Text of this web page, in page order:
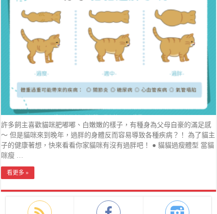
許多飼主喜歡貓咪肥嘟嘟、白嫩嫩的樣子，有種身為父母自豪的滿足感
～ 但是貓咪來到晚年，過胖的身體反而容易導致各種疾病？！ 為了貓主
子的健康著想，快來看看你家貓咪有沒有過胖吧！ ● 貓貓過瘦體型 當貓
咪瘦 …
看更多 »